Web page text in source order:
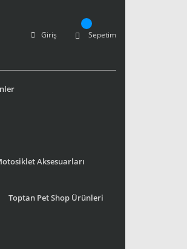
Giriş Sepetim
Aksesuarları
Toptan Pet Shop Ürünleri